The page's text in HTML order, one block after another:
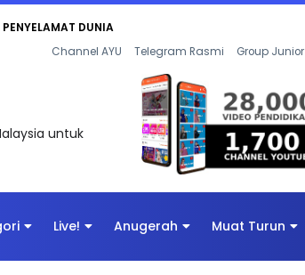
DUNIA
Channel AYU Telegram Rasmi Group Junior
untuk
Live! Anugerah Muat Turun